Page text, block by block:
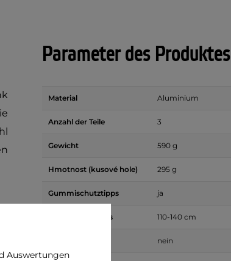
Parameter des Produktes
Material Aluminium
Anzahl der Teile 3
Gewicht 590 g
Hmotnost (kusové hole) 295 g
Gummischutztipps ja
Länge des Stocks 110-140 cm
nein
Auswertungen